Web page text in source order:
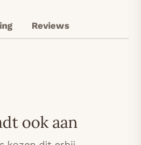
Reviews
ook aan